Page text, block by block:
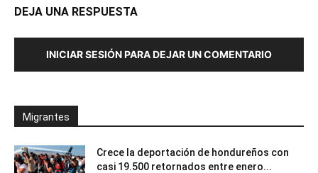
DEJA UNA RESPUESTA
INICIAR SESIÓN PARA DEJAR UN COMENTARIO
Migrantes
Crece la deportación de hondureños con
casi 19.500 retornados entre enero...